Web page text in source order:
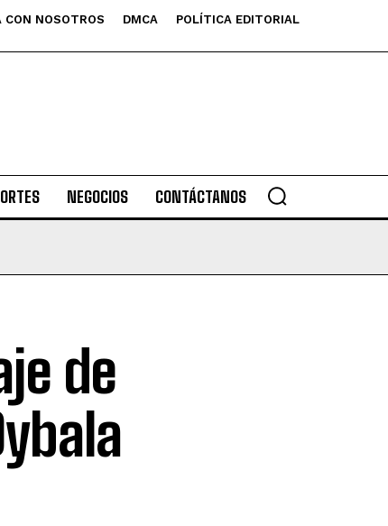
CON NOSOTROS DMCA
POLÍTICA EDITORIAL
NEGOCIOS CONTÁCTANOS
de